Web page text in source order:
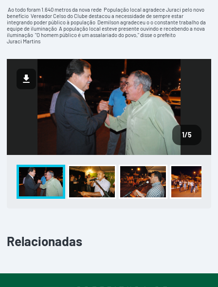
Ao todo foram 1.640 metros da nova rede População local agradece Juraci pelo novo
benefício Vereador Celso do Clube destacou a necessidade de sempre estar
integrando poder público à população Demilson agradeceu o o constante trabalho da
equipe de iluminação A população local esteve presente ouvindo e recebendo a nova
iluminação "O homem público é um assalariado do povo," disse o prefeito
Juraci Martins
1/5
Relacionadas